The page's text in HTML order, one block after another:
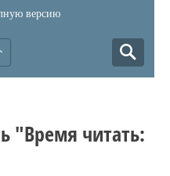
версию
"Время читать: